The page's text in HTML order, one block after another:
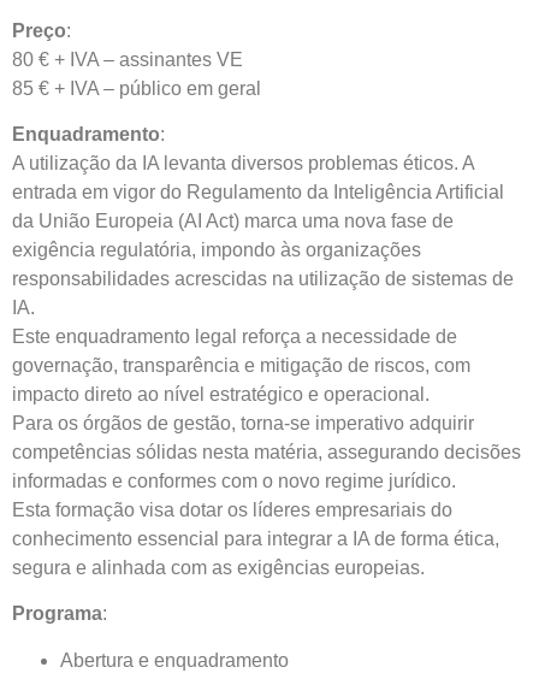
Preço:
80 € + IVA – assinantes VE
85 € + IVA – público em geral
Enquadramento:
A utilização da IA levanta diversos problemas éticos. A
entrada em vigor do Regulamento da Inteligência Artificial
da União Europeia (AI Act) marca uma nova fase de
exigência regulatória, impondo às organizações
responsabilidades acrescidas na utilização de sistemas de
IA.
Este enquadramento legal reforça a necessidade de
governação, transparência e mitigação de riscos, com
impacto direto ao nível estratégico e operacional.
Para os órgãos de gestão, torna-se imperativo adquirir
competências sólidas nesta matéria, assegurando decisões
informadas e conformes com o novo regime jurídico.
Esta formação visa dotar os líderes empresariais do
conhecimento essencial para integrar a IA de forma ética,
segura e alinhada com as exigências europeias.
Programa:
Abertura e enquadramento